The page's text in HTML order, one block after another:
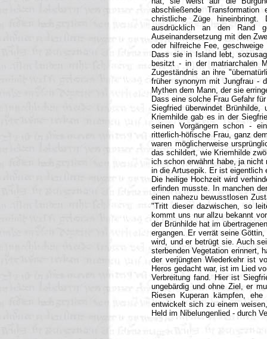
abschließende
christliche Züge hineinbringt.
ausdrücklich an den Rand
Auseinandersetzung mit den
oder hilfreiche Fee,
Dass sie in Island lebt,
besitzt - in der matriarchalen
Zugeständnis an ihre
früher synonym mit Jungfrau -
Mythen dem Mann, der sie
Dass eine solche Frau Gefahr
Siegfried überwindet Brünhilde,
Kriemhilde gab es in der
seinen Vorgängern schon -
ritterlich-höfische Frau, ganz
waren möglicherweise
das schildert, wie Kriemhilde
ich schon erwähnt habe, ja
in die Artusepik. Er ist eigentlich
Die heilige Hochzeit wird
erfinden musste. In manchen
einen nahezu bewusstlosen
"Tritt dieser dazwischen, so
kommt uns nur allzu bekannt
der Brünhilde hat im
ergangen. Er verrät seine
wird, und er betrügt sie. Auch
sterbenden Vegetation erinnert,
der verjüngten Wiederkehr ist
Heros gedacht war, ist im Lied
Verbreitung fand. Hier ist
ungebärdig und ohne Ziel, er
Riesen Kuperan kämpfen,
entwickelt sich zu einem
Held im Nibelungenlied - durch